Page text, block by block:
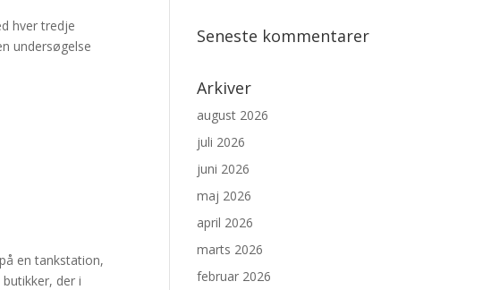
hver tredje
undersøgelse
en tankstation,
der i
Seneste kommentarer
Arkiver
august 2026
juli 2026
juni 2026
maj 2026
april 2026
marts 2026
februar 2026